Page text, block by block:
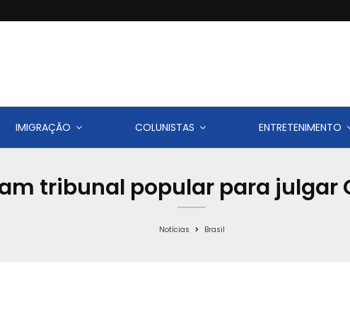
IMIGRAÇÃO COLUNISTAS ENTRETENIMENTO
tribunal popular para julgar
Notícias Brasil